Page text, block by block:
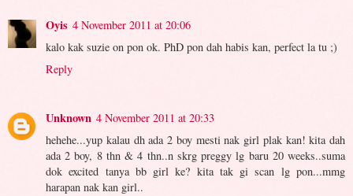
Oyis 4 November 2011 at 20:06
kalo kak suzie on pon ok. PhD pon dah habis kan, perfect la tu ;)
Reply
Unknown 4 November 2011 at 20:33
hehehe...yup kalau dh ada 2 boy mesti nak girl plak kan! kita dah
ada 2 boy, 8 thn & 4 thn..n skrg preggy lg baru 20 weeks..suma
dok excited tanya bb girl ke? kita tak gi scan lg pon...mmg
harapan nak kan girl..